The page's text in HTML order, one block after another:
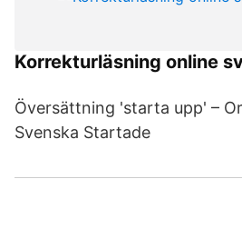
Korrekturläsning online
Översättning 'starta upp' –
Svenska Startade